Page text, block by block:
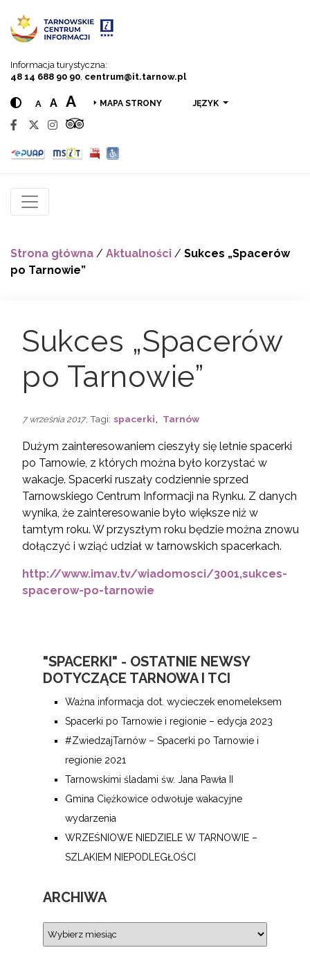
Informacja turystyczna:
48 14 688 90 90 centrum@it.tarnow.pl
A A A MAPA STRONY JĘZYK
Strona główna / Aktualności / Sukces „Spacerów
po Tarnowie”
Sukces „Spacerów
po Tarnowie”
7 września 2017, Tagi: spacerki Tarnów
Dużym zainteresowaniem cieszyły się letnie spacerki
po Tarnowie, z których można było korzystać w
wakacje. Spacerki ruszały codziennie sprzed
Tarnowskiego Centrum Informacji na Rynku. Z danych
wynika, że zainteresowanie było większe niż w
tamtym roku. W przyszłym roku będzie można znowu
dołączyć i wziąć udział w tarnowskich spacerkach.
http://www.imav.tv/wiadomosci/3001,sukces-
spacerow-po-tarnowie
"SPACERKI" - OSTATNIE NEWSY
DOTYCZĄCE TARNOWA I TCI
Ważna informacja dot. wycieczek enomeleksem
Spacerki po Tarnowie i regionie – edycja 2023
#ZwiedzajTarnów – Spacerki po Tarnowie i
regionie 2021
Tarnowskimi śladami św. Jana Pawła II
Gmina Ciężkowice odwołuje wakacyjne
wydarzenia
WRZEŚNIOWE NIEDZIELE W TARNOWIE –
SZLAKIEM NIEPODLEGŁOŚCI
ARCHIWA